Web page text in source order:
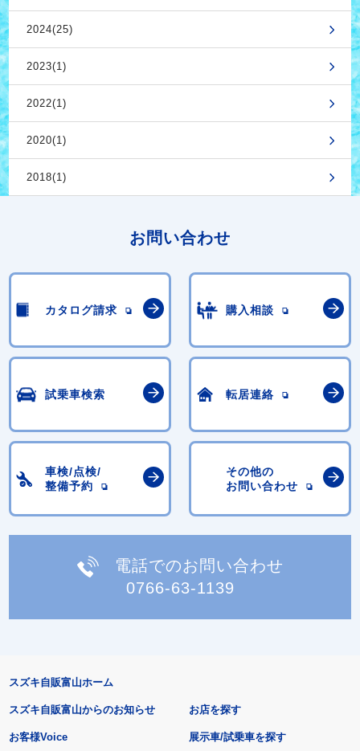
2024(25)
2023(1)
2022(1)
2020(1)
2018(1)
お問い合わせ
カタログ請求 購入相談
試乗車検索 転居連絡
車検/点検/
整備予約
その他の
お問い合わせ
電話でのお問い合わせ
0766-63-1139
スズキ自販富山ホーム
スズキ自販富山からのお知らせ
お客様Voice
お店を探す
展示車/試乗車を探す